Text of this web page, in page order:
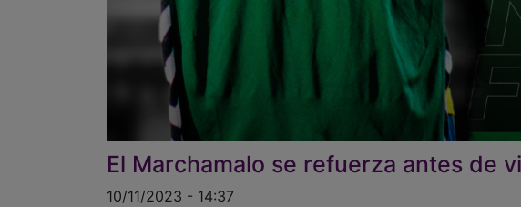
El Marchamalo se refuerza antes de
10/11/2023 - 14:37